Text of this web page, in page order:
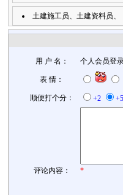
土建施工员、土建资料员、
用 户 名： 个人会员登
表 情：
顺便打个分： +2 +5
评论内容： *